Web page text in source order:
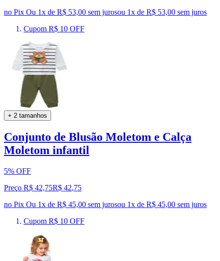
no Pix Ou 1x de R$ 53,00 sem jurosou 1x de R$ 53,00 sem juros
Cupom R$ 10 OFF
+ 2 tamanhos
Conjunto de Blusão Moletom e Calça
Moletom infantil
5% OFF
Preço R$ 42,75R$ 42,75
no Pix Ou 1x de R$ 45,00 sem jurosou 1x de R$ 45,00 sem juros
Cupom R$ 10 OFF